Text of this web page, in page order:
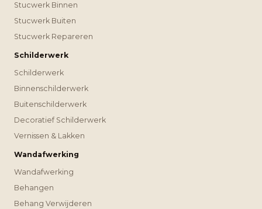
Stucwerk Binnen
Stucwerk Buiten
Stucwerk Repareren
Schilderwerk
Schilderwerk
Binnenschilderwerk
Buitenschilderwerk
Decoratief Schilderwerk
Vernissen & Lakken
Wandafwerking
Wandafwerking
Behangen
Behang Verwijderen